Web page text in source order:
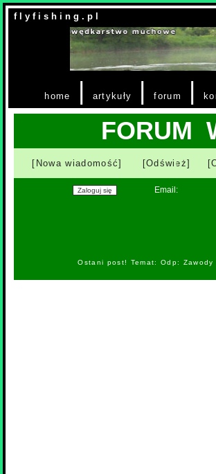
f l y f i s h i n g . p l
home | artykuły |forum |
FORUM
[Nowa wiadomość] [Odśwież]
Email:
Ostani post! Temat: Odp: